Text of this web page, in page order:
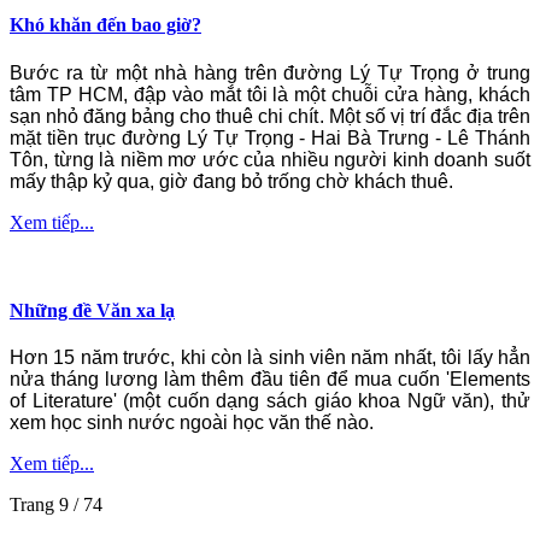
Khó khăn đến bao giờ?
Bước ra từ một nhà hàng trên đường Lý Tự Trọng ở trung
tâm TP HCM, đập vào mắt tôi là một chuỗi cửa hàng, khách
sạn nhỏ đăng bảng cho thuê chi chít. Một số vị trí đắc địa trên
mặt tiền trục đường Lý Tự Trọng - Hai Bà Trưng - Lê Thánh
Tôn, từng là niềm mơ ước của nhiều người kinh doanh suốt
mấy thập kỷ qua, giờ đang bỏ trống chờ khách thuê.
Xem tiếp...
Những đề Văn xa lạ
Hơn 15 năm trước, khi còn là sinh viên năm nhất, tôi lấy hẳn
nửa tháng lương làm thêm đầu tiên để mua cuốn 'Elements
of Literature' (một cuốn dạng sách giáo khoa Ngữ văn), thử
xem học sinh nước ngoài học văn thế nào.
Xem tiếp...
Trang 9 / 74